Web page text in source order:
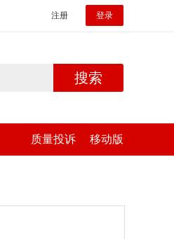
注册 登录
搜索
质量投诉 移动版